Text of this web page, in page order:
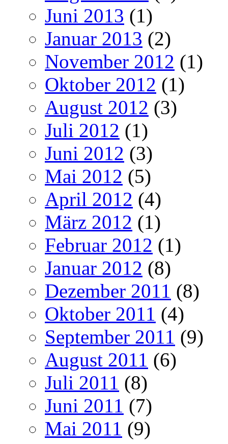
Juni 2013 (1)
Januar 2013 (2)
November 2012 (1)
Oktober 2012 (1)
August 2012 (3)
Juli 2012 (1)
Juni 2012 (3)
Mai 2012 (5)
April 2012 (4)
März 2012 (1)
Februar 2012 (1)
Januar 2012 (8)
Dezember 2011 (8)
Oktober 2011 (4)
September 2011 (9)
August 2011 (6)
Juli 2011 (8)
Juni 2011 (7)
Mai 2011 (9)